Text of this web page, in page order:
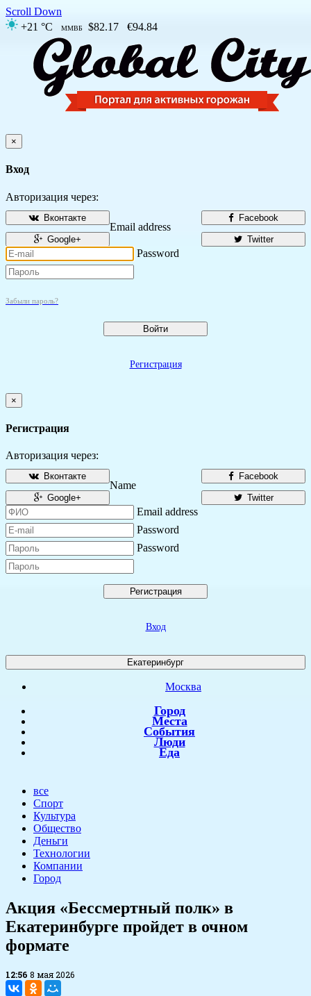
Scroll Down
+21 °C
ММВБ $82.17 €94.84
×
Вход
Авторизация через:
Facebook
Вконтакте
Twitter
Google+
Email address
Password
Забыли пароль?
Войти
Регистрация
×
Регистрация
Авторизация через:
Facebook
Вконтакте
Twitter
Google+
Name
Email address
Password
Password
Регистрация
Вход
Екатеринбург
Москва
Город
Места
События
Люди
Еда
все
Спорт
Культура
Общество
Деньги
Технологии
Компании
Город
​Акция «Бессмертный полк» в
Екатеринбурге пройдет в очном
формате
12:56 8 мая 2026